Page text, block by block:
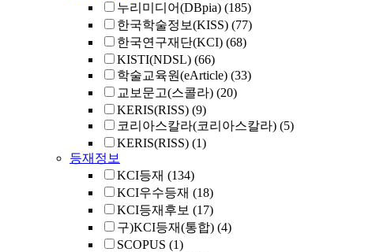
누리미디어(DBpia) (185)
한국학술정보(KISS) (77)
한국연구재단(KCI) (68)
KISTI(NDSL) (66)
학술교육원(eArticle) (33)
교보문고(스콜라) (20)
KERIS(RISS) (9)
코리아스칼라(코리아스칼라) (5)
KERIS(RISS) (1)
등재정보
KCI등재 (134)
KCI우수등재 (18)
KCI등재후보 (17)
구)KCI등재(통합) (4)
SCOPUS (1)